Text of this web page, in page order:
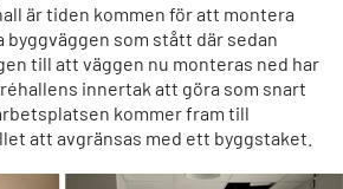
är tiden kommen för att montera
byggväggen som stått där sedan
till att väggen nu monteras ned har
innertak att göra som snart
kommer fram till
att avgränsas med ett byggstaket.